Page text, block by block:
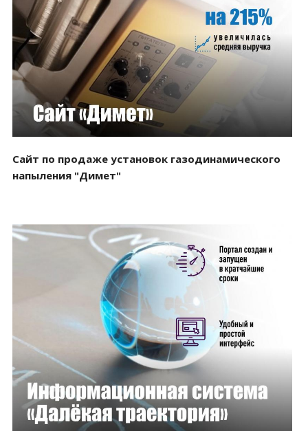
Смотреть проект
Сайт по продаже установок газодинамического
напыления "Димет"
Смотреть проект